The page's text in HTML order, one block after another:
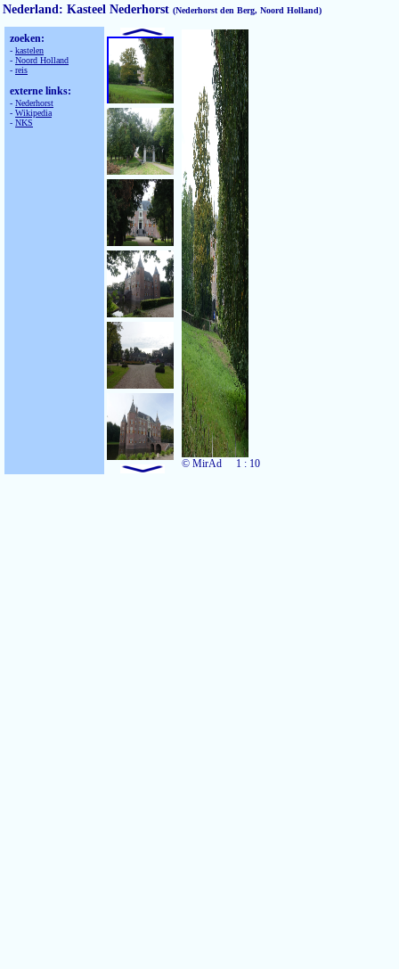
Nederland: Kasteel Nederhorst (Nederhorst den Berg, Noord Holland)
zoeken:
- kastelen
- Noord Holland
- reis
externe links:
- Nederhorst
- Wikipedia
- NKS
© MirAd 1 : 10